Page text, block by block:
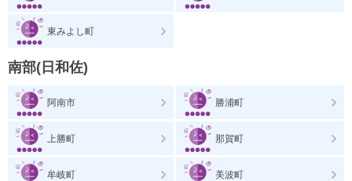
東みよし町
南部(日和佐)
阿南市 勝浦町
上勝町 那賀町
牟岐町 美波町